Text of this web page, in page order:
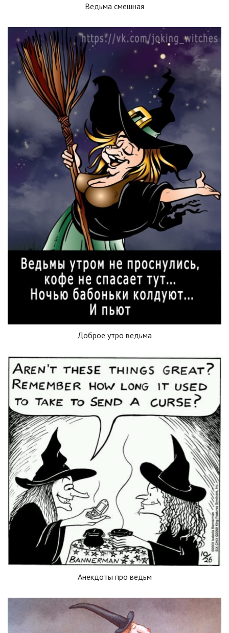
Ведьма смешная
Доброе утро ведьма
Анекдоты про ведьм